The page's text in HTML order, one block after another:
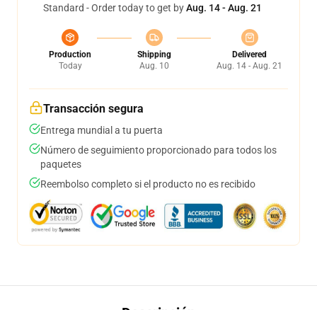
Standard - Order today to get byAug. 14 - Aug. 21
Production
Today
Shipping
Aug. 10
Delivered
Aug. 14 - Aug. 21
Transacción segura
Entrega mundial a tu puerta
Número de seguimiento proporcionado para todos los
paquetes
Reembolso completo si el producto no es recibido